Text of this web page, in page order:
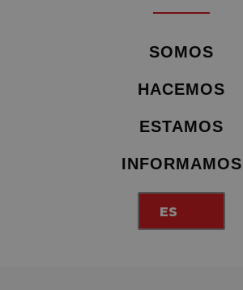
SOMOS
HACEMOS
ESTAMOS
INFORMAMOS
ES